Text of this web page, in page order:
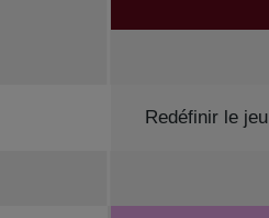
Trier par
Redéfinir le jeu